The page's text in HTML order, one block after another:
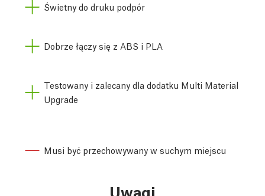
Świetny do druku podpór
Dobrze łączy się z ABS i PLA
Testowany i zalecany dla dodatku Multi Material
Upgrade
Musi być przechowywany w suchym miejscu
Uwagi